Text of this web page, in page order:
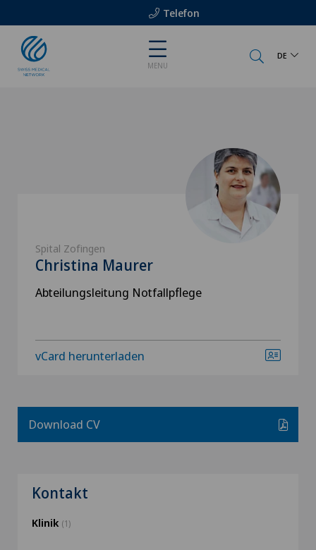
Telefon
MENU
DE
Spital Zofingen
Christina Maurer
Abteilungsleitung Notfallpflege
vCard herunterladen
Download CV
Kontakt
Klinik (1)